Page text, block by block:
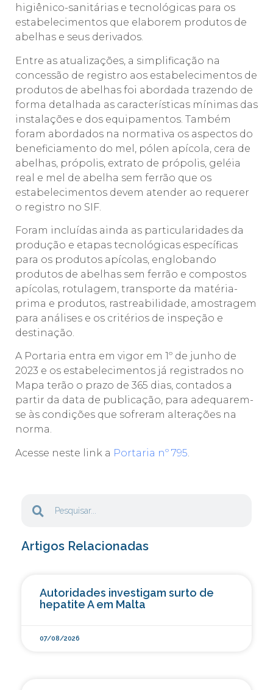
higiênico-sanitárias e tecnológicas para os
estabelecimentos que elaborem produtos de
abelhas e seus derivados.
Entre as atualizações, a simplificação na
concessão de registro aos estabelecimentos de
produtos de abelhas foi abordada trazendo de
forma detalhada as características mínimas das
instalações e dos equipamentos. Também
foram abordados na normativa os aspectos do
beneficiamento do mel, pólen apícola, cera de
abelhas, própolis, extrato de própolis, geléia
real e mel de abelha sem ferrão que os
estabelecimentos devem atender ao requerer
o registro no SIF.
Foram incluídas ainda as particularidades da
produção e etapas tecnológicas específicas
para os produtos apícolas, englobando
produtos de abelhas sem ferrão e compostos
apícolas, rotulagem, transporte da matéria-
prima e produtos, rastreabilidade, amostragem
para análises e os critérios de inspeção e
destinação.
A Portaria entra em vigor em 1º de junho de
2023 e os estabelecimentos já registrados no
Mapa terão o prazo de 365 dias, contados a
partir da data de publicação, para adequarem-
se às condições que sofreram alterações na
norma.
Acesse neste link a Portaria nº 795
Artigos Relacionadas
Autoridades investigam surto de
hepatite A em Malta
07/08/2026